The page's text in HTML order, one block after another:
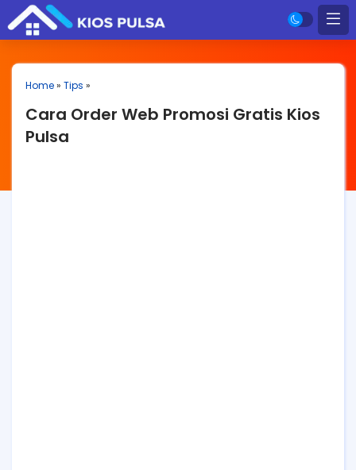
Home» Tips »
Cara Order Web Promosi Gratis Kios
Pulsa